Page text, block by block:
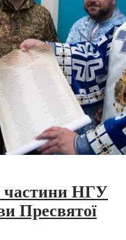
частини НГУ
Пресвятої